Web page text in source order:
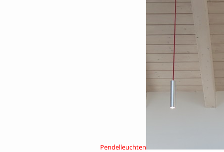
Pendelleuchten